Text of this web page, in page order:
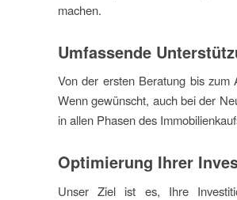
machen.
Umfassende
Von der ersten Beratung bis zum
Wenn gewünscht, auch bei der
in allen Phasen des
Optimierung Ihrer
Unser Ziel ist es, Ihre